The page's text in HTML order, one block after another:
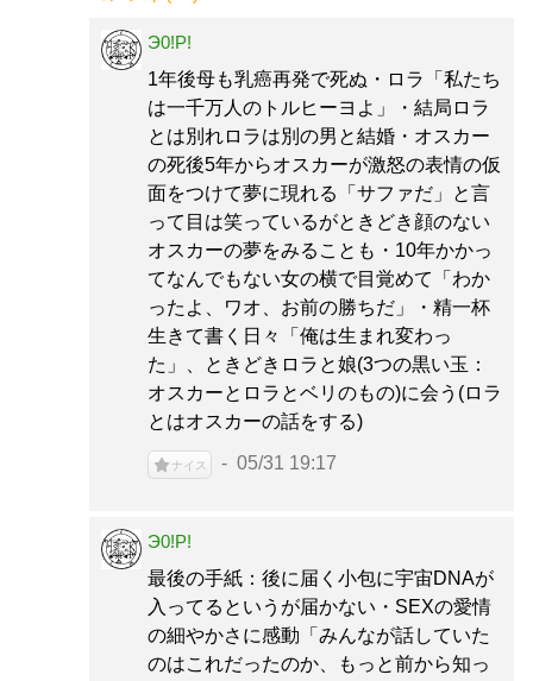
Э0!P!
1年後母も乳癌再発で死ぬ・ロラ「私たち
は一千万人のトルヒーヨよ」・結局ロラ
とは別れロラは別の男と結婚・オスカー
の死後5年からオスカーが激怒の表情の仮
面をつけて夢に現れる「サファだ」と言
って目は笑っているがときどき顔のない
オスカーの夢をみることも・10年かかっ
てなんでもない女の横で目覚めて「わか
ったよ、ワオ、お前の勝ちだ」・精一杯
生きて書く日々「俺は生まれ変わっ
た」、ときどきロラと娘(3つの黒い玉：
オスカーとロラとベリのもの)に会う(ロラ
とはオスカーの話をする)
ナイス 05/31 19:17
Э0!P!
最後の手紙：後に届く小包に宇宙DNAが
入ってるというが届かない・SEXの愛情
の細やかさに感動「みんなが話していた
のはこれだったのか、もっと前から知っ